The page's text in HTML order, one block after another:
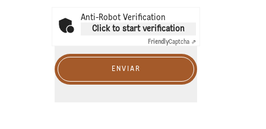
Anti-Robot Verification
Click to start verification
FriendlyCaptcha ⇗
ENVIAR